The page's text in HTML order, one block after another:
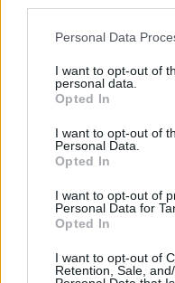
Personal Data
I want to opt-out of
personal data.
Opted In
I want to opt-out of
Personal Data.
Opted In
I want to opt-out of
Personal Data for
Opted In
I want to opt-out of
Retention, Sale,
sottolineare
processo di integrazione
OBIETTIVO
Questa attivazione dei
Vodafone non è un
cruciali che
innovazione e
cittadini e imprese